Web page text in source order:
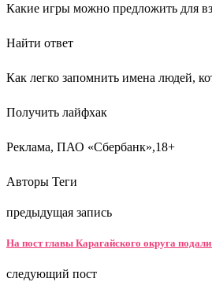
Какие игры можно предложить для
Найти ответ
Как легко запомнить имена людей,
Получить лайфхак
Реклама, ПАО «Сбербанк»,18+
Авторы Теги
предыдущая запись
На пост главы Карагайского округа
следующий пост